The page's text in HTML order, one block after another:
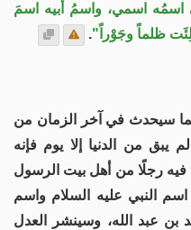
اسمُه اسمي، واسمُ أبيه اسمَ
ظلماً وجَوْراً".
سيحدث في آخر الزمان من
يبق من الدنيا إلا يوم فإنه
فيه رجلًا من أهل بيت الرسول
النبي عليه السلام واسم
بن عبد الله، وسينشر العدل